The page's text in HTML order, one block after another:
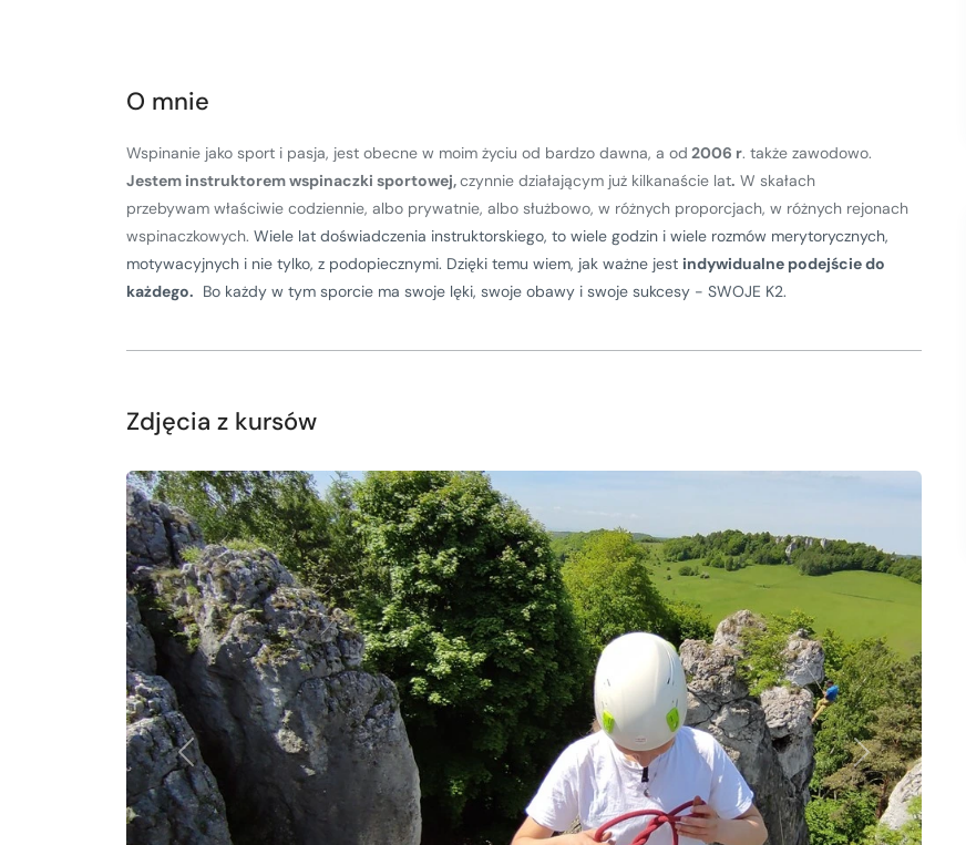
O mnie
Wspinanie jako sport i pasja, jest obecne w moim życiu od bardzo dawna, a od 2006 r. także zawodowo.
Jestem instruktorem wspinaczki sportowej,czynnie działającym już kilkanaście lat. W skałach
przebywam właściwie codziennie, albo prywatnie, albo służbowo, w różnych proporcjach, w różnych rejonach
wspinaczkowych. Wiele lat doświadczenia instruktorskiego, to wiele godzin i wiele rozmów merytorycznych,
motywacyjnych i nie tylko, z podopiecznymi. Dzięki temu wiem, jak ważne jest indywidualne podejście do
każdego. Bo każdy w tym sporcie ma swoje lęki, swoje obawy i swoje sukcesy - SWOJE K2.
Zdjęcia z kursów
Poprzednie Następne
Nie wiesz który wybrać?
Nie wiesz który wybrać?